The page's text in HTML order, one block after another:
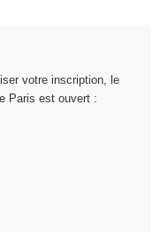
votre inscription, le
Paris est ouvert :